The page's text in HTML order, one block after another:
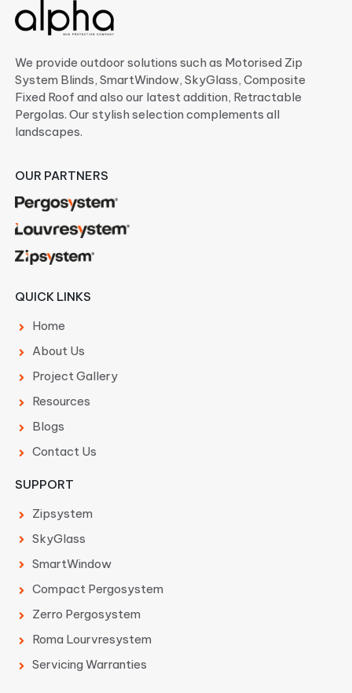
We provide outdoor solutions such as Motorised Zip
System Blinds, SmartWindow, SkyGlass, Composite
Fixed Roof and also our latest addition, Retractable
Pergolas. Our stylish selection complements all
landscapes.
OUR PARTNERS
QUICK LINKS
Home
About Us
Project Gallery
Resources
Blogs
Contact Us
SUPPORT
Zipsystem
SkyGlass
SmartWindow
Compact Pergosystem
Zerro Pergosystem
Roma Lourvresystem
Servicing Warranties